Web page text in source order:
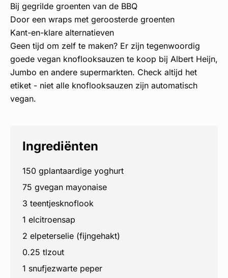
Bij gegrilde groenten van de BBQ
Door een wraps met geroosterde groenten
Kant-en-klare alternatieven
Geen tijd om zelf te maken? Er zijn tegenwoordig
goede vegan knoflooksauzen te koop bij Albert Heijn,
Jumbo en andere supermarkten. Check altijd het
etiket - niet alle knoflooksauzen zijn automatisch
vegan.
Ingrediënten
150 gplantaardige yoghurt
75 gvegan mayonaise
3 teentjesknoflook
1 elcitroensap
2 elpeterselie (fijngehakt)
0.25 tlzout
1 snufjezwarte peper